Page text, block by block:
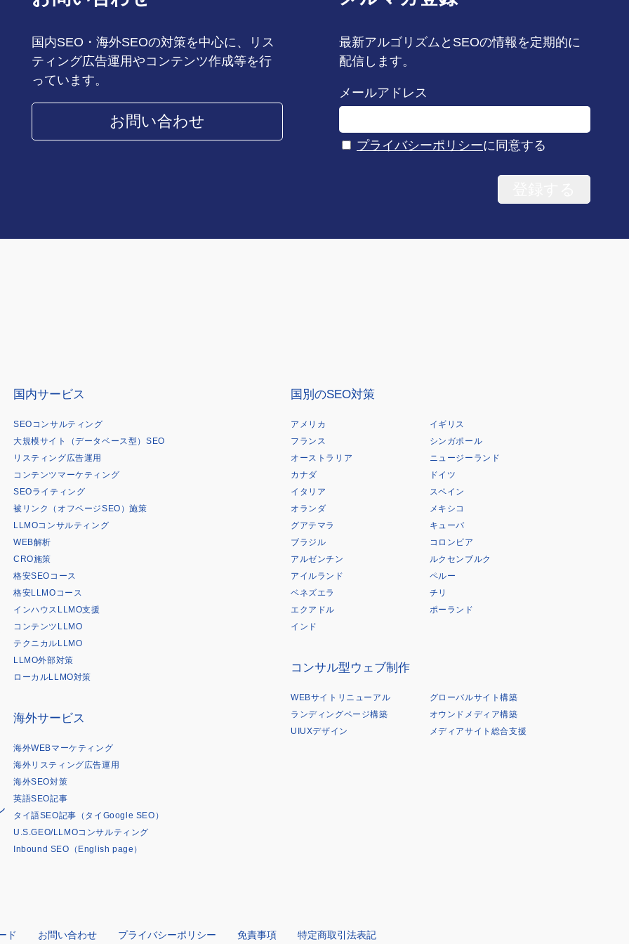
国内SEO・海外SEOの対策を中心に、リス
ティング広告運用やコンテンツ作成等を行
っています。
お問い合わせ
最新アルゴリズムとSEOの情報を定期的に
配信します。
メールアドレス
プライバシーポリシーに同意する
国内サービス
SEOコンサルティング
大規模サイト（データベース型）SEO
リスティング広告運用
コンテンツマーケティング
SEOライティング
被リンク（オフページSEO）施策
LLMOコンサルティング
WEB解析
CRO施策
格安SEOコース
格安LLMOコース
インハウスLLMO支援
コンテンツLLMO
テクニカルLLMO
LLMO外部対策
ローカルLLMO対策
海外サービス
海外WEBマーケティング
海外リスティング広告運用
海外SEO対策
英語SEO記事
タイ語SEO記事（タイGoogle SEO）
U.S.GEO/LLMOコンサルティング
Inbound SEO（English page）
国別のSEO対策
アメリカ
イギリス
フランス
シンガポール
オーストラリア
ニュージーランド
カナダ
ドイツ
イタリア
スペイン
オランダ
メキシコ
グアテマラ
キューバ
ブラジル
コロンビア
アルゼンチン
ルクセンブルク
アイルランド
ペルー
ベネズエラ
チリ
エクアドル
ポーランド
インド
コンサル型ウェブ制作
WEBサイトリニューアル
グローバルサイト構築
ランディングページ構築
オウンドメディア構築
UIUXデザイン
メディアサイト総合支援
ド お問い合わせ プライバシーポリシー 免責事項 特定商取引法表記